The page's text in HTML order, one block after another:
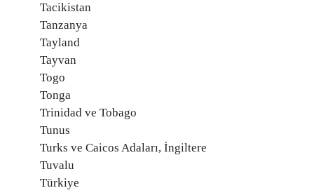
Tacikistan
Tanzanya
Tayland
Tayvan
Togo
Tonga
Trinidad ve Tobago
Tunus
Turks ve Caicos Adaları, İngiltere
Tuvalu
Türkiye